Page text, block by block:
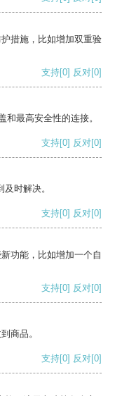
措施，比如增加双重验
支持[0] 反对[0]
最高安全性的连接。
支持[0] 反对[0]
时解决。
支持[0] 反对[0]
功能，比如增加一个自
支持[0] 反对[0]
商品。
支持[0] 反对[0]